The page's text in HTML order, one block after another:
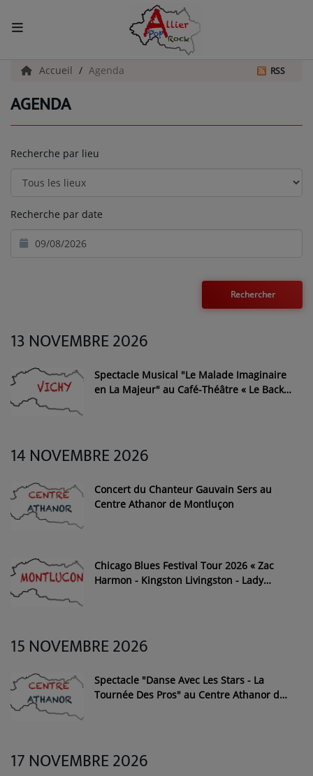
ACCUEIL
Actualités
La Radio
Médias
PODCASTS
Titres diffusés
Se connecter
Accueil Agenda RSS
AGENDA
Recherche par lieu
Recherche par date
13 NOVEMBRE 2026
Spectacle Musical "Le Malade Imaginaire
en La Majeur" au Café-Théâtre « Le Back
14 NOVEMBRE 2026
Concert du Chanteur Gauvain Sers au
Centre Athanor de Montluçon
Chicago Blues Festival Tour 2026 « Zac
Harmon - Kingston Livingston - Lady
15 NOVEMBRE 2026
Spectacle "Danse Avec Les Stars - La
Tournée Des Pros" au Centre Athanor de
17 NOVEMBRE 2026